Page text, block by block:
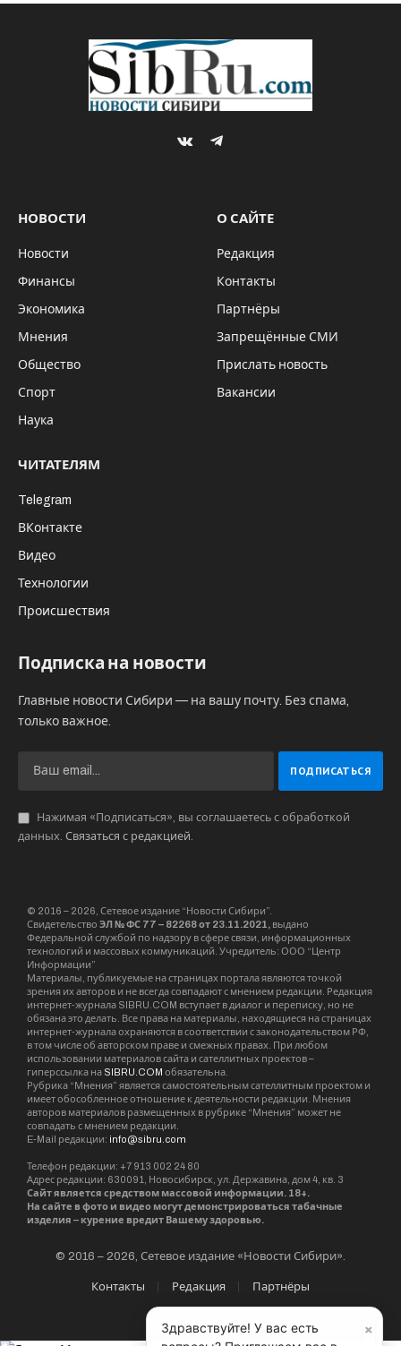
VKontakteTelegram
НОВОСТИ
Новости
Финансы
Экономика
Мнения
Общество
Спорт
Наука
О САЙТЕ
Редакция
Контакты
Партнёры
Запрещённые СМИ
Прислать новость
Вакансии
ЧИТАТЕЛЯМ
Telegram
ВКонтакте
Видео
Технологии
Происшествия
Подписка на новости
Главные новости Сибири — на вашу почту. Без спама,
только важное.
Нажимая «Подписаться», вы соглашаетесь с обработкой
данных. Связаться с редакцией.
© 2016 – 2026, Сетевое издание “Новости Сибири”.
Свидетельство ЭЛ № ФС 77 – 82268 от 23.11.2021, выдано
Федеральной службой по надзору в сфере связи, информационных
технологий и массовых коммуникаций. Учредитель: ООО “Центр
Информации”
Материалы, публикуемые на страницах портала являются точкой
зрения их авторов и не всегда совпадают с мнением редакции. Редакция
интернет-журнала SIBRU.COM вступает в диалог и переписку, но не
обязана это делать. Все права на материалы, находящиеся на страницах
интернет-журнала охраняются в соответствии с законодательством РФ,
в том числе об авторском праве и смежных правах. При любом
использовании материалов сайта и сателлитных проектов –
гиперссылка на SIBRU.COM обязательна.
Рубрика “Мнения” является самостоятельным сателлитным проектом и
имеет обособленное отношение к деятельности редакции. Мнения
авторов материалов размещенных в рубрике “Мнения” может не
совпадать с мнением редакции.
E-Mail редакции: info@sibru.com
Телефон редакции: +7 913 002 24 80
Адрес редакции: 630091, Новосибирск, ул. Державина, дом 4, кв. 3
Сайт является средством массовой информации. 18+.
На сайте в фото и видео могут демонстрироваться табачные
изделия – курение вредит Вашему здоровью.
© 2016 – 2026, Сетевое издание «Новости Сибири».
Контакты Редакция Партнёры
×
Здравствуйте! У вас есть